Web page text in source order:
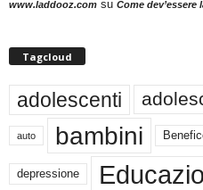
www.laddooz.com su Come dev’essere
Tagcloud
adolescenti
auto bambini
depressione